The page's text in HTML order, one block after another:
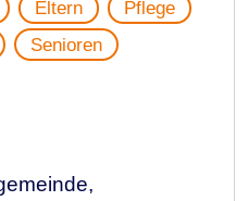
Eltern
Pflege
Senioren